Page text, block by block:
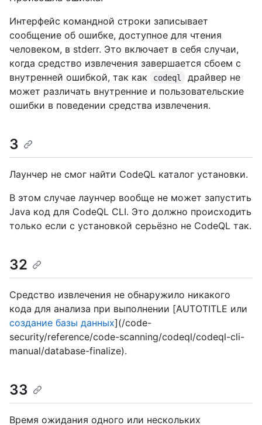
Интерфейс командной строки записывает
сообщение об ошибке, доступное для чтения
человеком, в stderr. Это включает в себя случаи,
когда средство извлечения завершается сбоем с
внутренней ошибкой, так как
codeql
драйвер не
может различать внутренние и пользовательские
ошибки в поведении средства извлечения.
3
Лаунчер не смог найти CodeQL каталог установки.
В этом случае лаунчер вообще не может запустить
Java код для CodeQL CLI. Это должно происходить
только если с установкой серьёзно не CodeQL так.
32
Средство извлечения не обнаружило никакого
кода для анализа при выполнении [AUTOTITLE или
создание базы данных](/code-
security/reference/code-scanning/codeql/codeql-cli-
manual/database-finalize).
33
Время ожидания одного или нескольких